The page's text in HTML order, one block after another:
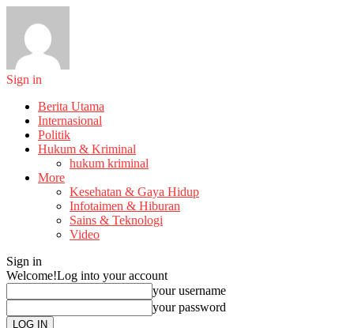
Sign in
Berita Utama
Internasional
Politik
Hukum & Kriminal
hukum kriminal
More
Kesehatan & Gaya Hidup
Infotaimen & Hiburan
Sains & Teknologi
Video
Sign in
Welcome!Log into your account
your username
your password